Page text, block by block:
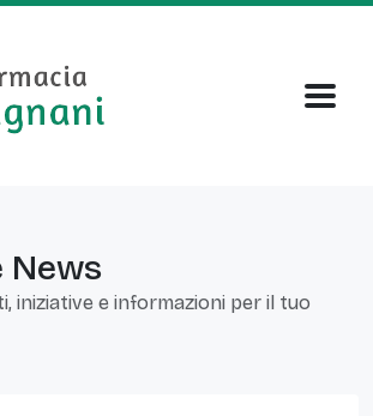
News
iniziative e informazioni per il tuo